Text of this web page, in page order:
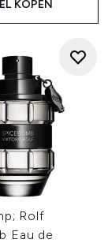
KOPEN
Rolf
Eau de